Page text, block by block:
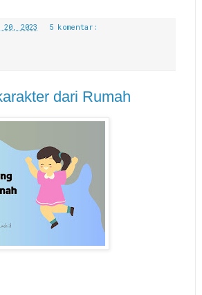
2023 5 komentar:
dari Rumah